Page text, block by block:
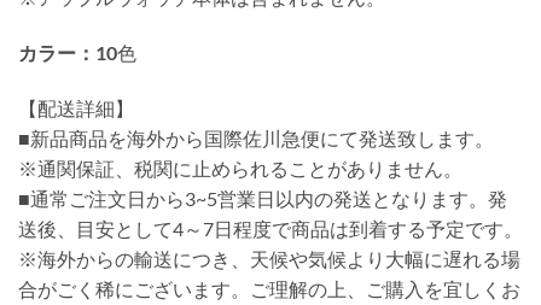
カラー：10色
【配送詳細】
■新品商品を海外から国際佐川急便にて発送致します。
※通関保証、税関に止められることがありません。
■通常ご注文日から3~5営業日以内の発送となります。発
送後、目安として4～7日程度で商品は到着する予定です。
※海外からの輸送につき、天候や気候より大幅に遅れる場
合がごく稀にございます。ご理解の上、ご購入を宜しくお